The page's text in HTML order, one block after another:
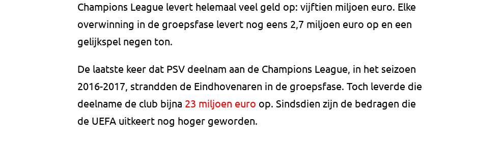
Champions League levert helemaal veel geld op: vijftien miljoen euro. Elke
overwinning in de groepsfase levert nog eens 2,7 miljoen euro op en een
gelijkspel negen ton.
De laatste keer dat PSV deelnam aan de Champions League, in het seizoen
2016-2017, strandden de Eindhovenaren in de groepsfase. Toch leverde die
deelname de club bijna 23 miljoen euro op. Sindsdien zijn de bedragen die
de UEFA uitkeert nog hoger geworden.